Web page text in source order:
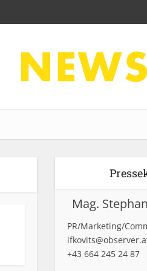
Mag.
PR/Marketing/
+43 664 245 24 87